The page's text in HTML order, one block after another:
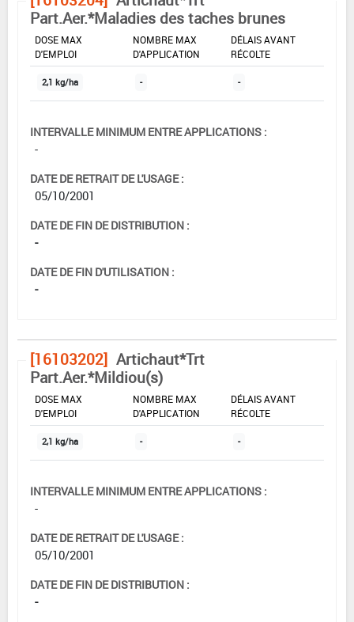
Part.Aer.*Maladies des taches brunes
DOSE MAX
D'EMPLOI
NOMBRE MAX
D'APPLICATION
DÉLAIS AVANT
RÉCOLTE
2,1 kg/ha - -
INTERVALLE MINIMUM ENTRE APPLICATIONS :
-
DATE DE RETRAIT DE L'USAGE :
05/10/2001
DATE DE FIN DE DISTRIBUTION :
-
DATE DE FIN D'UTILISATION :
-
[16103202] Artichaut*Trt
Part.Aer.*Mildiou(s)
DOSE MAX
D'EMPLOI
NOMBRE MAX
D'APPLICATION
DÉLAIS AVANT
RÉCOLTE
2,1 kg/ha - -
INTERVALLE MINIMUM ENTRE APPLICATIONS :
-
DATE DE RETRAIT DE L'USAGE :
05/10/2001
DATE DE FIN DE DISTRIBUTION :
-